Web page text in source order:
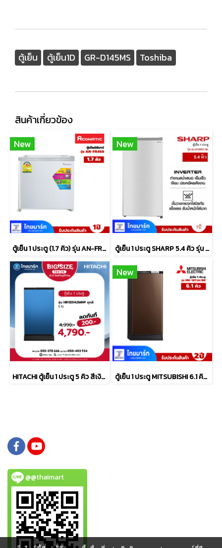
ตู้เย็น ตู้เย็น1D GR-D145MS Toshiba
สินค้าเกี่ยวข้อง
New
ตู้เย็น 1 ประตู (1.7 คิว) รุ่น AN-FR468
New
ตู้เย็น 1 ประตู SHARP 5.4 คิว รุ่น SJ-S150XT-DK
HITACHI ตู้เย็น 1 ประตู 5 คิว สีเงิน รุ่น HR1S5142MN-PSV
New
ตู้เย็น 1 ประตู MITSUBISHI 6.1 คิว รุ่น MR-18TJA/BR
@@thaimart